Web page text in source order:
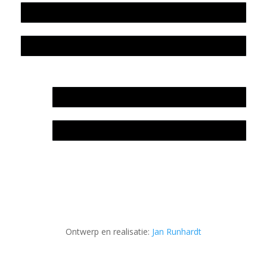
Ontwerp en realisatie: Jan Runhardt